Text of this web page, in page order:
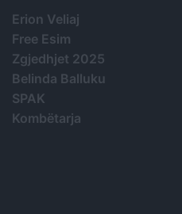
Erion Veliaj
Free Esim
Zgjedhjet 2025
Belinda Balluku
SPAK
Kombëtarja